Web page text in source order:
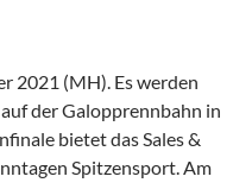
2021 (MH). Es werden
der Galopprennbahn in
bietet das Sales &
Spitzensport. Am